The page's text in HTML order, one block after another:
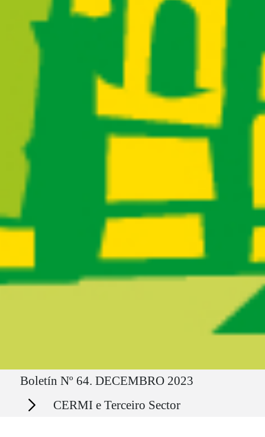
Ruta del sitio
Boletín Nº 64. DECEMBRO 2023
Secciones CERMI e Terceiro Sector